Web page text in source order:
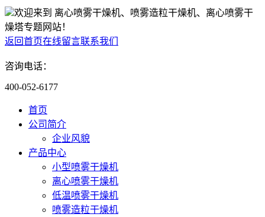
欢迎来到 离心喷雾干燥机、喷雾造粒干燥机、离心喷雾干
燥塔专题网站！
返回首页在线留言联系我们
咨询电话：
400-052-6177
首页
公司简介
企业风貌
产品中心
小型喷雾干燥机
离心喷雾干燥机
低温喷雾干燥机
喷雾造粒干燥机